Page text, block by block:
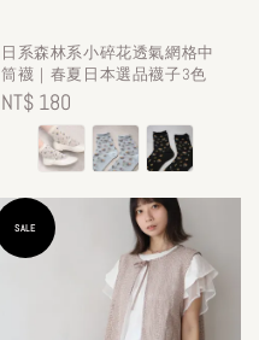
日系森林系小碎花透氣網格中
筒襪｜春夏日本選品襪子3色
Regular
price
NT$ 180
SALE